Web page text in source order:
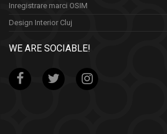
Inregistrare marci OSIM
Design Interior Cluj
WE ARE SOCIABLE!